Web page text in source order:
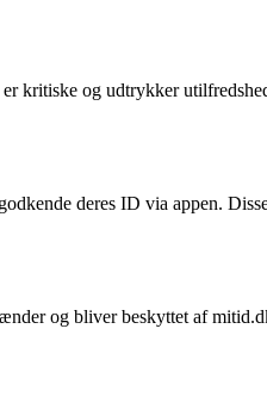
kritiske og udtrykker
deres ID via appen.
og bliver beskyttet af